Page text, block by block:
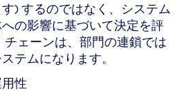
) するのではなく、システム
の影響に基づいて決定を評
ェーンは、部門の連鎖では
テムになります。
性